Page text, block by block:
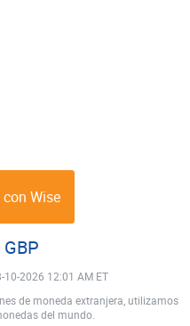
Wise
2026 12:01 AM ET
GBP
de moneda extranjera, utilizamos
del mundo.